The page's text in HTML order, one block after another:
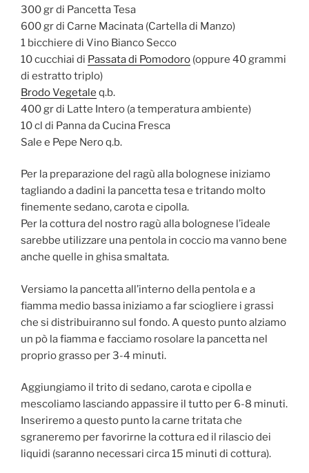
300 gr di Pancetta Tesa
600 gr di Carne Macinata (Cartella di Manzo)
1 bicchiere di Vino Bianco Secco
10 cucchiai di Passata di Pomodoro (oppure 40 grammi
di estratto triplo)
Brodo Vegetale q.b.
400 gr di Latte Intero (a temperatura ambiente)
10 cl di Panna da Cucina Fresca
Sale e Pepe Nero q.b.
Per la preparazione del ragù alla bolognese iniziamo
tagliando a dadini la pancetta tesa e tritando molto
finemente sedano, carota e cipolla.
Per la cottura del nostro ragù alla bolognese l’ideale
sarebbe utilizzare una pentola in coccio ma vanno bene
anche quelle in ghisa smaltata.
Versiamo la pancetta all’interno della pentola e a
fiamma medio bassa iniziamo a far sciogliere i grassi
che si distribuiranno sul fondo. A questo punto alziamo
un pò la fiamma e facciamo rosolare la pancetta nel
proprio grasso per 3-4 minuti.
Aggiungiamo il trito di sedano, carota e cipolla e
mescoliamo lasciando appassire il tutto per 6-8 minuti.
Inseriremo a questo punto la carne tritata che
sgraneremo per favorirne la cottura ed il rilascio dei
liquidi (saranno necessari circa 15 minuti di cottura).